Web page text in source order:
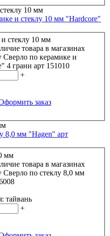
и стеклу 10 мм "Hardcore"
товара в магазинах
Сверло по керамике и
4 грани арт 151010
+
заказ
8,0 мм "Hagen" арт
товара в магазинах
Сверло по стеклу 8,0 мм
тайвань
+